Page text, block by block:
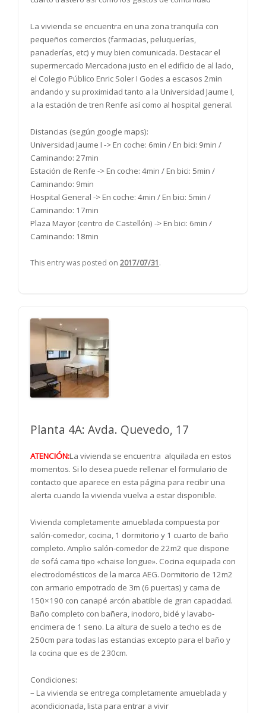
La vivienda se encuentra en una zona tranquila con
pequeños comercios (farmacias, peluquerías,
panaderías, etc) y muy bien comunicada. Destacar el
supermercado Mercadona justo en el edificio de al lado,
el Colegio Público Enric Soler I Godes a escasos 2min
andando y su proximidad tanto a la Universidad Jaume I,
a la estación de tren Renfe así como al hospital general.
Distancias (según google maps):
Universidad Jaume I -> En coche: 6min / En bici: 9min /
Caminando: 27min
Estación de Renfe -> En coche: 4min / En bici: 5min /
Caminando: 9min
Hospital General -> En coche: 4min / En bici: 5min /
Caminando: 17min
Plaza Mayor (centro de Castellón) -> En bici: 6min /
Caminando: 18min
This entry was posted on 2017/07/31.
Planta 4A: Avda. Quevedo, 17
ATENCIÓN:La vivienda se encuentra alquilada en estos
momentos. Si lo desea puede rellenar el formulario de
contacto que aparece en esta página para recibir una
alerta cuando la vivienda vuelva a estar disponible.
Vivienda completamente amueblada compuesta por
salón-comedor, cocina, 1 dormitorio y 1 cuarto de baño
completo. Amplio salón-comedor de 22m2 que dispone
de sofá cama tipo «chaise longue». Cocina equipada con
electrodomésticos de la marca AEG. Dormitorio de 12m2
con armario empotrado de 3m (6 puertas) y cama de
150×190 con canapé arcón abatible de gran capacidad.
Baño completo con bañera, inodoro, bidé y lavabo-
encimera de 1 seno. La altura de suelo a techo es de
250cm para todas las estancias excepto para el baño y
la cocina que es de 230cm.
Condiciones:
– La vivienda se entrega completamente amueblada y
acondicionada, lista para entrar a vivir